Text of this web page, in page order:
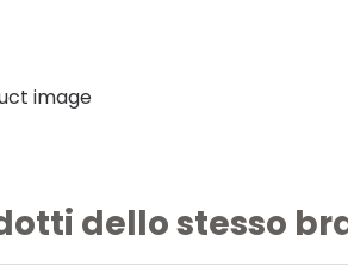
dello stesso